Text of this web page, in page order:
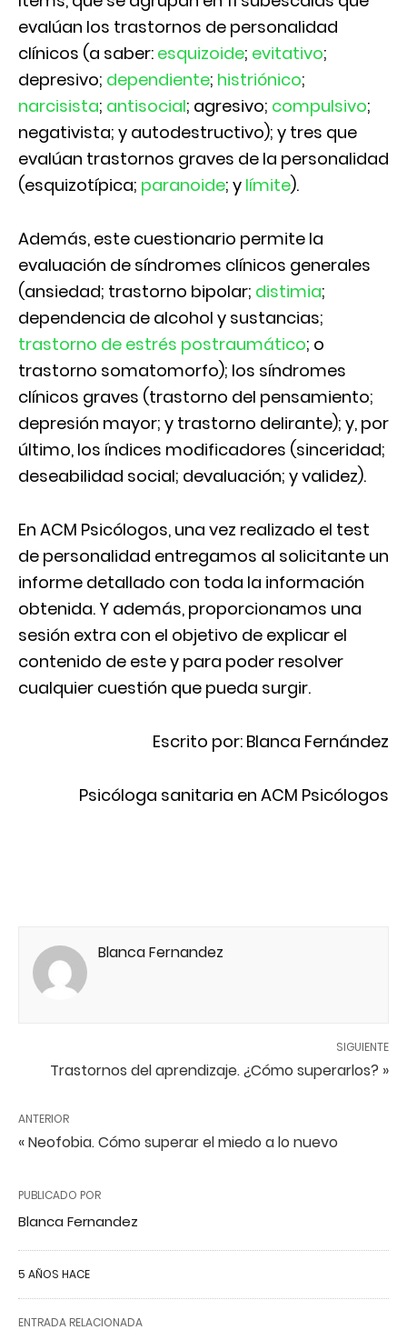
evalúan los trastornos de personalidad
clínicos (a saber: esquizoide; evitativo;
depresivo; dependiente; histriónico;
narcisista; antisocial; agresivo; compulsivo;
negativista; y autodestructivo); y tres que
evalúan trastornos graves de la personalidad
(esquizotípica; paranoide; y límite).
Además, este cuestionario permite la
evaluación de síndromes clínicos generales
(ansiedad; trastorno bipolar; distimia;
dependencia de alcohol y sustancias;
trastorno de estrés postraumático; o
trastorno somatomorfo); los síndromes
clínicos graves (trastorno del pensamiento;
depresión mayor; y trastorno delirante); y, por
último, los índices modificadores (sinceridad;
deseabilidad social; devaluación; y validez).
En ACM Psicólogos, una vez realizado el test
de personalidad entregamos al solicitante un
informe detallado con toda la información
obtenida. Y además, proporcionamos una
sesión extra con el objetivo de explicar el
contenido de este y para poder resolver
cualquier cuestión que pueda surgir.
Escrito por: Blanca Fernández
Psicóloga sanitaria en ACM Psicólogos
Blanca Fernandez
SIGUIENTE
Trastornos del aprendizaje. ¿Cómo superarlos? »
ANTERIOR
« Neofobia. Cómo superar el miedo a lo nuevo
PUBLICADO POR
Blanca Fernandez
5 AÑOS HACE
ENTRADA RELACIONADA